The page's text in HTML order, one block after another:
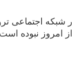
رییس‌جمهوری آمریکا، سه‌شنبه ۱۶ تیر
امروز نبوده